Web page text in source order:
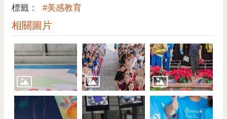
標籤： #美感教育
相關圖片